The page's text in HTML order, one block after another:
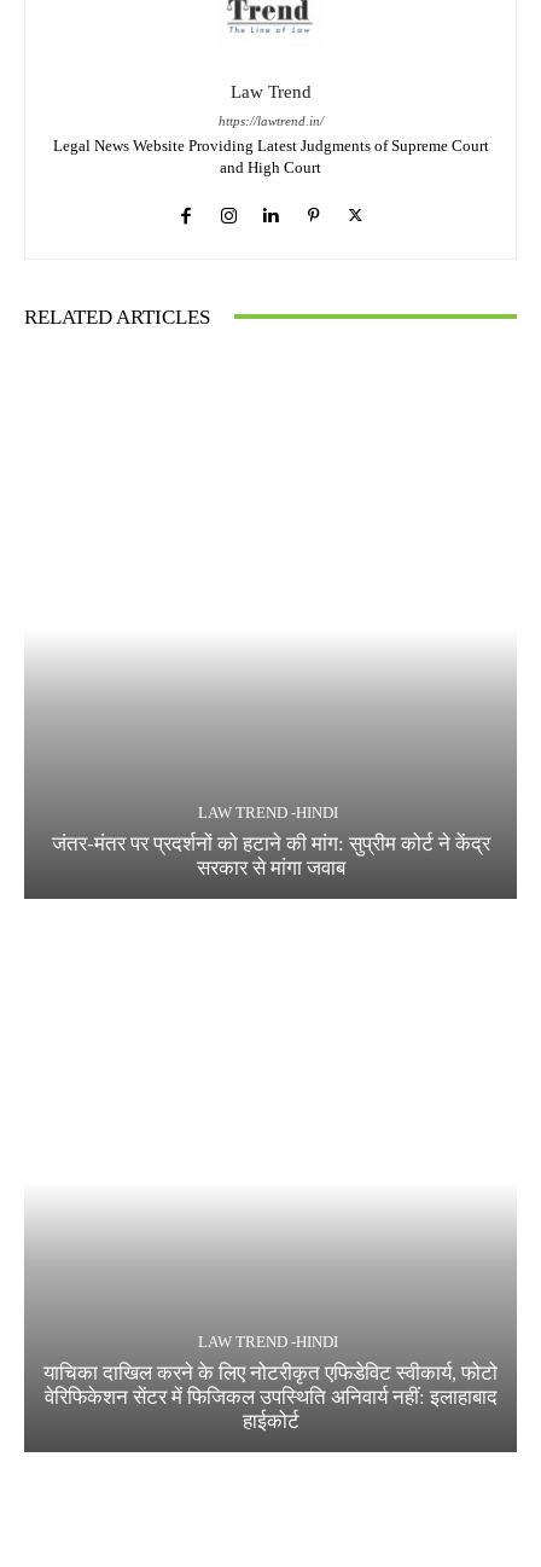
Law Trend
https://lawtrend.in/
Legal News Website Providing Latest Judgments of Supreme Court
and High Court
RELATED ARTICLES
LAW TREND -HINDI
जंतर-मंतर पर प्रदर्शनों को हटाने की मांग: सुप्रीम कोर्ट ने केंद्र
सरकार से मांगा जवाब
LAW TREND -HINDI
याचिका दाखिल करने के लिए नोटरीकृत एफिडेविट स्वीकार्य, फोटो
वेरिफिकेशन सेंटर में फिजिकल उपस्थिति अनिवार्य नहीं: इलाहाबाद
हाईकोर्ट